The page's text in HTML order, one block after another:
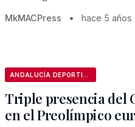
MkMACPress • hace 5 años
Triple presencia del
en el Preolímpico